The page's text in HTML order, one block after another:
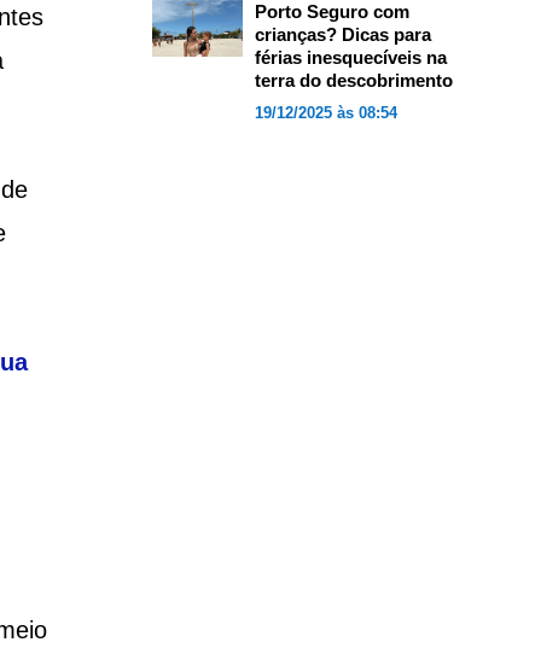
Porto Seguro com
crianças? Dicas para
férias inesquecíveis na
terra do descobrimento
19/12/2025 às 08:54